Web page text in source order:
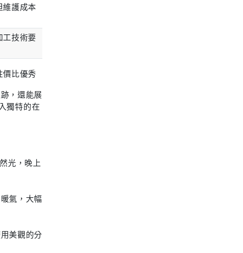
維護成本
工技術要
價比優秀
，還能展
獨特的在
光，晚上
氣，大幅
美觀的分